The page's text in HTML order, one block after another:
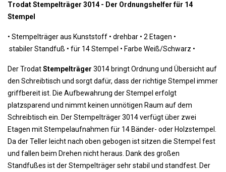
Trodat Stempelträger 3014 - Der Ordnungshelfer für 14
Stempel
• Stempelträger aus Kunststoff • drehbar • 2 Etagen •
stabiler Standfuß • für 14 Stempel • Farbe Weiß/Schwarz •
Der TrodatStempelträger 3014 bringt Ordnung und Übersicht auf
den Schreibtisch und sorgt dafür, dass der richtige Stempel immer
griffbereit ist. Die Aufbewahrung der Stempel erfolgt
platzsparend und nimmt keinen unnötigen Raum auf dem
Schreibtisch ein. Der Stempelträger 3014 verfügt über zwei
Etagen mit Stempelaufnahmen für 14 Bänder- oder Holzstempel.
Da der Teller leicht nach oben gebogen ist sitzen die Stempel fest
und fallen beim Drehen nicht heraus. Dank des großen
Standfußes ist der Stempelträger sehr stabil und standfest. Der